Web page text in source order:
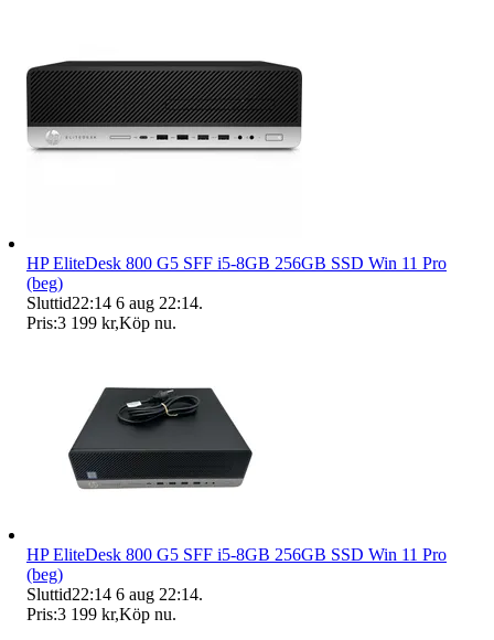
HP EliteDesk 800 G5 SFF i5-8GB 256GB SSD Win 11 Pro
(beg)
Sluttid22:14 6 aug 22:14.
Pris:3 199 kr,Köp nu.
HP EliteDesk 800 G5 SFF i5-8GB 256GB SSD Win 11 Pro
(beg)
Sluttid22:14 6 aug 22:14.
Pris:3 199 kr,Köp nu.